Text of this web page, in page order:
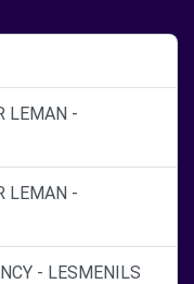
LEMAN -
LEMAN -
- LESMENILS